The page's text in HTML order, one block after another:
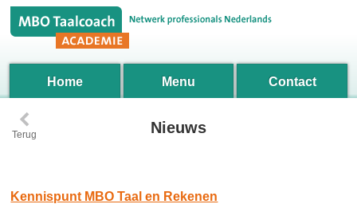
Home Menu Contact
‹
Terug Nieuws
Kennispunt MBO Taal en Rekenen